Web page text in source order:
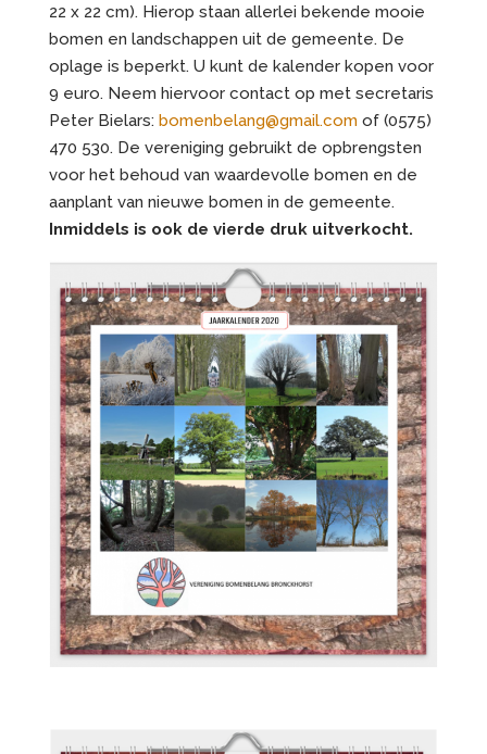
22 x 22 cm). Hierop staan allerlei bekende mooie
bomen en landschappen uit de gemeente. De
oplage is beperkt. U kunt de kalender kopen voor
9 euro. Neem hiervoor contact op met secretaris
Peter Bielars: bomenbelang@gmail.com of (0575)
470 530. De vereniging gebruikt de opbrengsten
voor het behoud van waardevolle bomen en de
aanplant van nieuwe bomen in de gemeente.
Inmiddels is ook de vierde druk uitverkocht.